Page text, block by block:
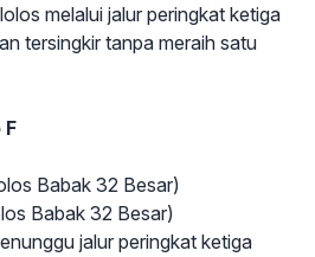
melalui jalur peringkat ketiga
tersingkir tanpa meraih satu
F
Babak 32 Besar)
Babak 32 Besar)
jalur peringkat ketiga